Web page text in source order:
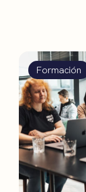
Formación